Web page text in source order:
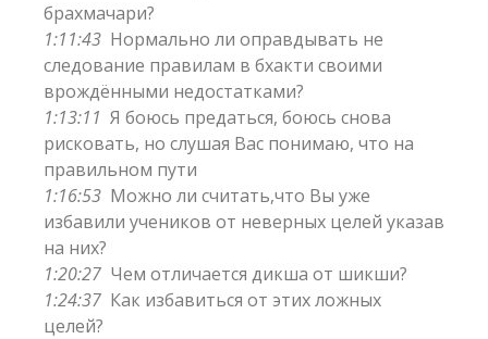
брахмачари?
1:11:43 Нормально ли оправдывать не
следование правилам в бхакти своими
врождёнными недостатками?
1:13:11 Я боюсь предаться, боюсь снова
рисковать, но слушая Вас понимаю, что на
правильном пути
1:16:53 Можно ли считать,что Вы уже
избавили учеников от неверных целей указав
на них?
1:20:27 Чем отличается дикша от шикши?
1:24:37 Как избавиться от этих ложных
целей?